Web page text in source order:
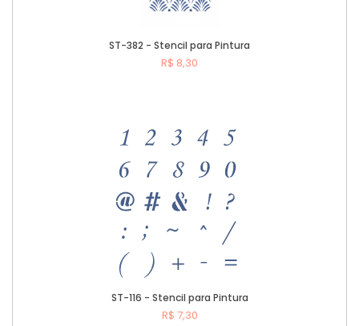
ST-382 - Stencil para Pintura
R$ 8,30
ST-116 - Stencil para Pintura
R$ 7,30